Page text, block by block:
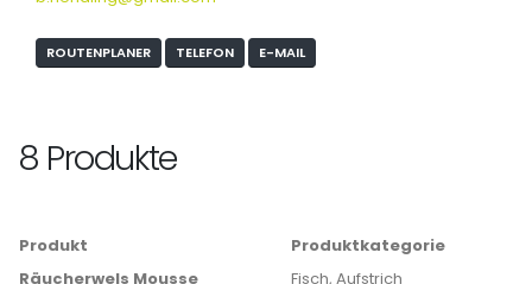
ROUTENPLANER TELEFON E-MAIL
8 Produkte
Produkt
Produktkategorie
Räucherwels Mousse
Fisch, Aufstrich